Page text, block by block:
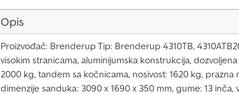
Opis
Proizvođač: Brenderup Tip: Brenderup 4310TB,
visokim stranicama, aluminijumska konstrukcija,
2000 kg, tandem sa kočnicama, nosivost: 1620 kg, prazna
dimenzije sanduka: 3090 x 1690 x 350 mm, gume: 13 inča,